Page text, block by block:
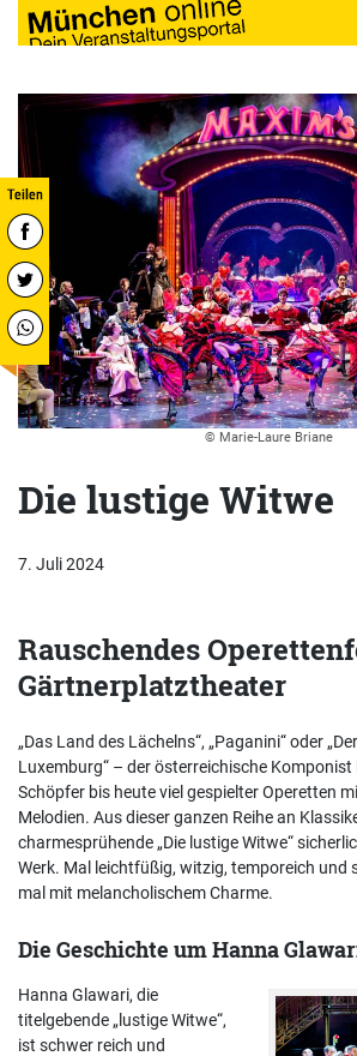
© Marie-Laure Briane
Die lustige Witwe
7. Juli 2024
Rauschendes
Gärtnerplatztheater
„Das Land des Lächelns“, „Paganini“ oder
Luxemburg“ – der österreichische
Schöpfer bis heute viel gespielter Operetten
Melodien. Aus dieser ganzen Reihe an
charmesprühende „Die lustige Witwe“
Werk. Mal leichtfüßig, witzig, temporeich und
mal mit melancholischem Charme.
Die Geschichte um Hanna
Hanna Glawari, die
titelgebende „lustige Witwe“,
ist schwer reich und